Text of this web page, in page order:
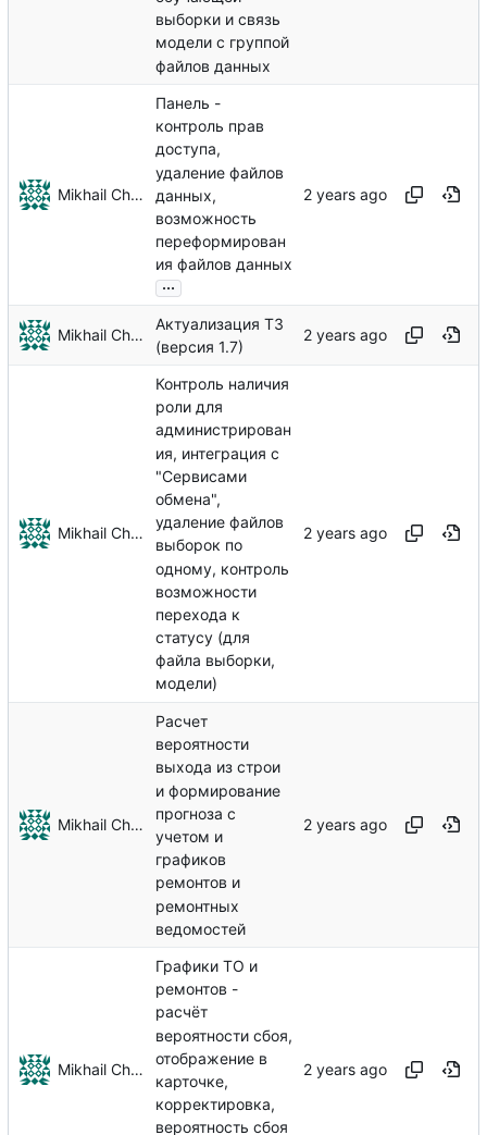
выборки и связь
модели с группой
файлов данных
Mikhail Chechnev
Панель -
контроль прав
доступа,
удаление файлов
данных,
возможность
переформирован
ия файлов данных
...
Mikhail Chechnev
Актуализация ТЗ
(версия 1.7)
Mikhail Chechnev
Контроль наличия
роли для
администрирован
ия, интеграция с
"Сервисами
обмена",
удаление файлов
выборок по
одному, контроль
возможности
перехода к
статусу (для
файла выборки,
модели)
Mikhail Chechnev
Расчет
вероятности
выхода из строи
и формирование
прогноза с
учетом и
графиков
ремонтов и
ремонтных
ведомостей
Mikhail Chechnev
Графики ТО и
ремонтов -
расчёт
вероятности сбоя,
отображение в
карточке,
корректировка,
вероятность сбоя